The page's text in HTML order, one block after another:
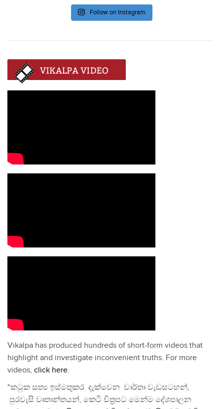
Follow on Instagram
Vikalpa has produced hundreds of short-form videos that
highlight and investigate inconvenient truths. For more
videos, click here.
"කටුක සත්‍ය ඉස්මතුකර දැක්වෙන වාර්තා වැඩසටහන්,
පුරවැසි වෘතාන්තයන්, කෙටි චිත්‍රපට මෙන්ම දේශපාලන